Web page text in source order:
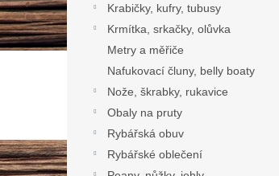
Krabičky, kufry, tubusy
Krmítka, srkačky, olůvka
Metry a měřiče
Nafukovací čluny, belly boaty
Nože, škrabky, rukavice
Obaly na pruty
Rybářská obuv
Rybářské oblečení